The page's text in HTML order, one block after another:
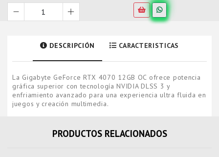
DESCRIPCIÓN CARACTERISTICAS
La Gigabyte GeForce RTX 4070 12GB OC ofrece potencia
gráfica superior con tecnología NVIDIA DLSS 3 y
enfriamiento avanzado para una experiencia ultra fluida en
juegos y creación multimedia.
PRODUCTOS RELACIONADOS